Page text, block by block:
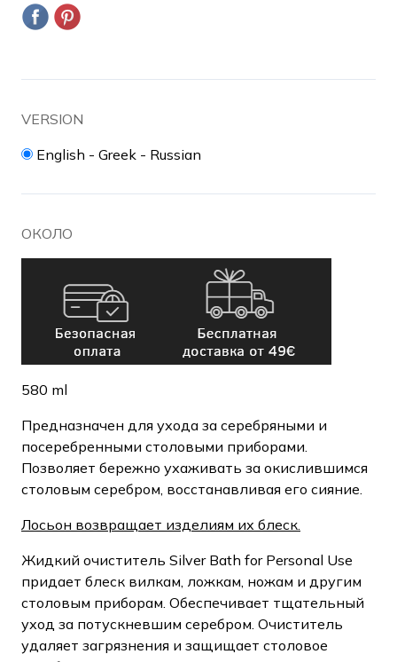
VERSION
English - Greek - Russian
ОКОЛО
580 ml
Предназначен для ухода за серебряными и
посеребренными столовыми приборами.
Позволяет бережно ухаживать за окислившимся
столовым серебром, восстанавливая его сияние.
Лосьон возвращает изделиям их блеск.
Жидкий очиститель Silver Bath for Personal Use
придает блеск вилкам, ложкам, ножам и другим
столовым приборам. Обеспечивает тщательный
уход за потускневшим серебром. Очиститель
удаляет загрязнения и защищает столовое